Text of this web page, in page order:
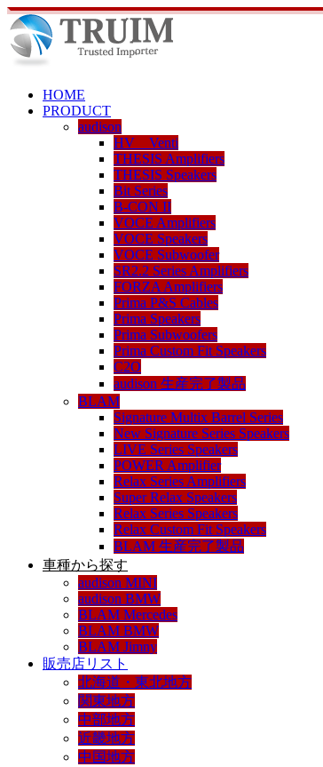
HOME
PRODUCT
audison
HV Venti
THESIS Amplifiers
THESIS Speakers
Bit Series
B-CON II
VOCE Amplifiers
VOCE Speakers
VOCE Subwoofer
SR2.2 Series Amplifiers
FORZA Amplifiers
Prima P&S Cables
Prima Speakers
Prima Subwoofers
Prima Custom Fit Speakers
C2O
audison 生産完了製品
BLAM
Signature Multix Barrel Series
New Signature Series Speakers
LIVE Series Speakers
POWER Amplifier
Relax Series Amplifiers
Super Relax Speakers
Relax Series Speakers
Relax Custom Fit Speakers
BLAM 生産完了製品
車種から探す
audison MINI
audison BMW
BLAM Mercedes
BLAM BMW
BLAM Jimny
販売店リスト
北海道・東北地方
関東地方
中部地方
近畿地方
中国地方